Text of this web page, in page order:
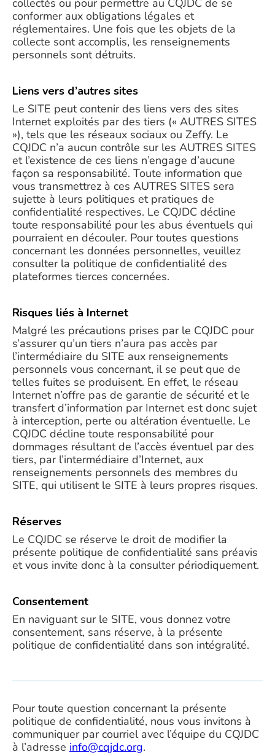
collectés ou pour permettre au CQJDC de se
conformer aux obligations légales et
réglementaires. Une fois que les objets de la
collecte sont accomplis, les renseignements
personnels sont détruits.
Liens vers d’autres sites
Le SITE peut contenir des liens vers des sites
Internet exploités par des tiers (« AUTRES SITES
»), tels que les réseaux sociaux ou Zeffy. Le
CQJDC n’a aucun contrôle sur les AUTRES SITES
et l’existence de ces liens n’engage d’aucune
façon sa responsabilité. Toute information que
vous transmettrez à ces AUTRES SITES sera
sujette à leurs politiques et pratiques de
confidentialité respectives. Le CQJDC décline
toute responsabilité pour les abus éventuels qui
pourraient en découler. Pour toutes questions
concernant les données personnelles, veuillez
consulter la politique de confidentialité des
plateformes tierces concernées.
Risques liés à Internet
Malgré les précautions prises par le CQJDC pour
s’assurer qu’un tiers n’aura pas accès par
l’intermédiaire du SITE aux renseignements
personnels vous concernant, il se peut que de
telles fuites se produisent. En effet, le réseau
Internet n’offre pas de garantie de sécurité et le
transfert d’information par Internet est donc sujet
à interception, perte ou altération éventuelle. Le
CQJDC décline toute responsabilité pour
dommages résultant de l’accès éventuel par des
tiers, par l’intermédiaire d’Internet, aux
renseignements personnels des membres du
SITE, qui utilisent le SITE à leurs propres risques.
Réserves
Le CQJDC se réserve le droit de modifier la
présente politique de confidentialité sans préavis
et vous invite donc à la consulter périodiquement.
Consentement
En naviguant sur le SITE, vous donnez votre
consentement, sans réserve, à la présente
politique de confidentialité dans son intégralité.
Pour toute question concernant la présente
politique de confidentialité, nous vous invitons à
communiquer par courriel avec l’équipe du CQJDC
à l’adresse info@cqjdc.org.